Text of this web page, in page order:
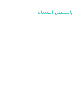
بالشعر, النساء